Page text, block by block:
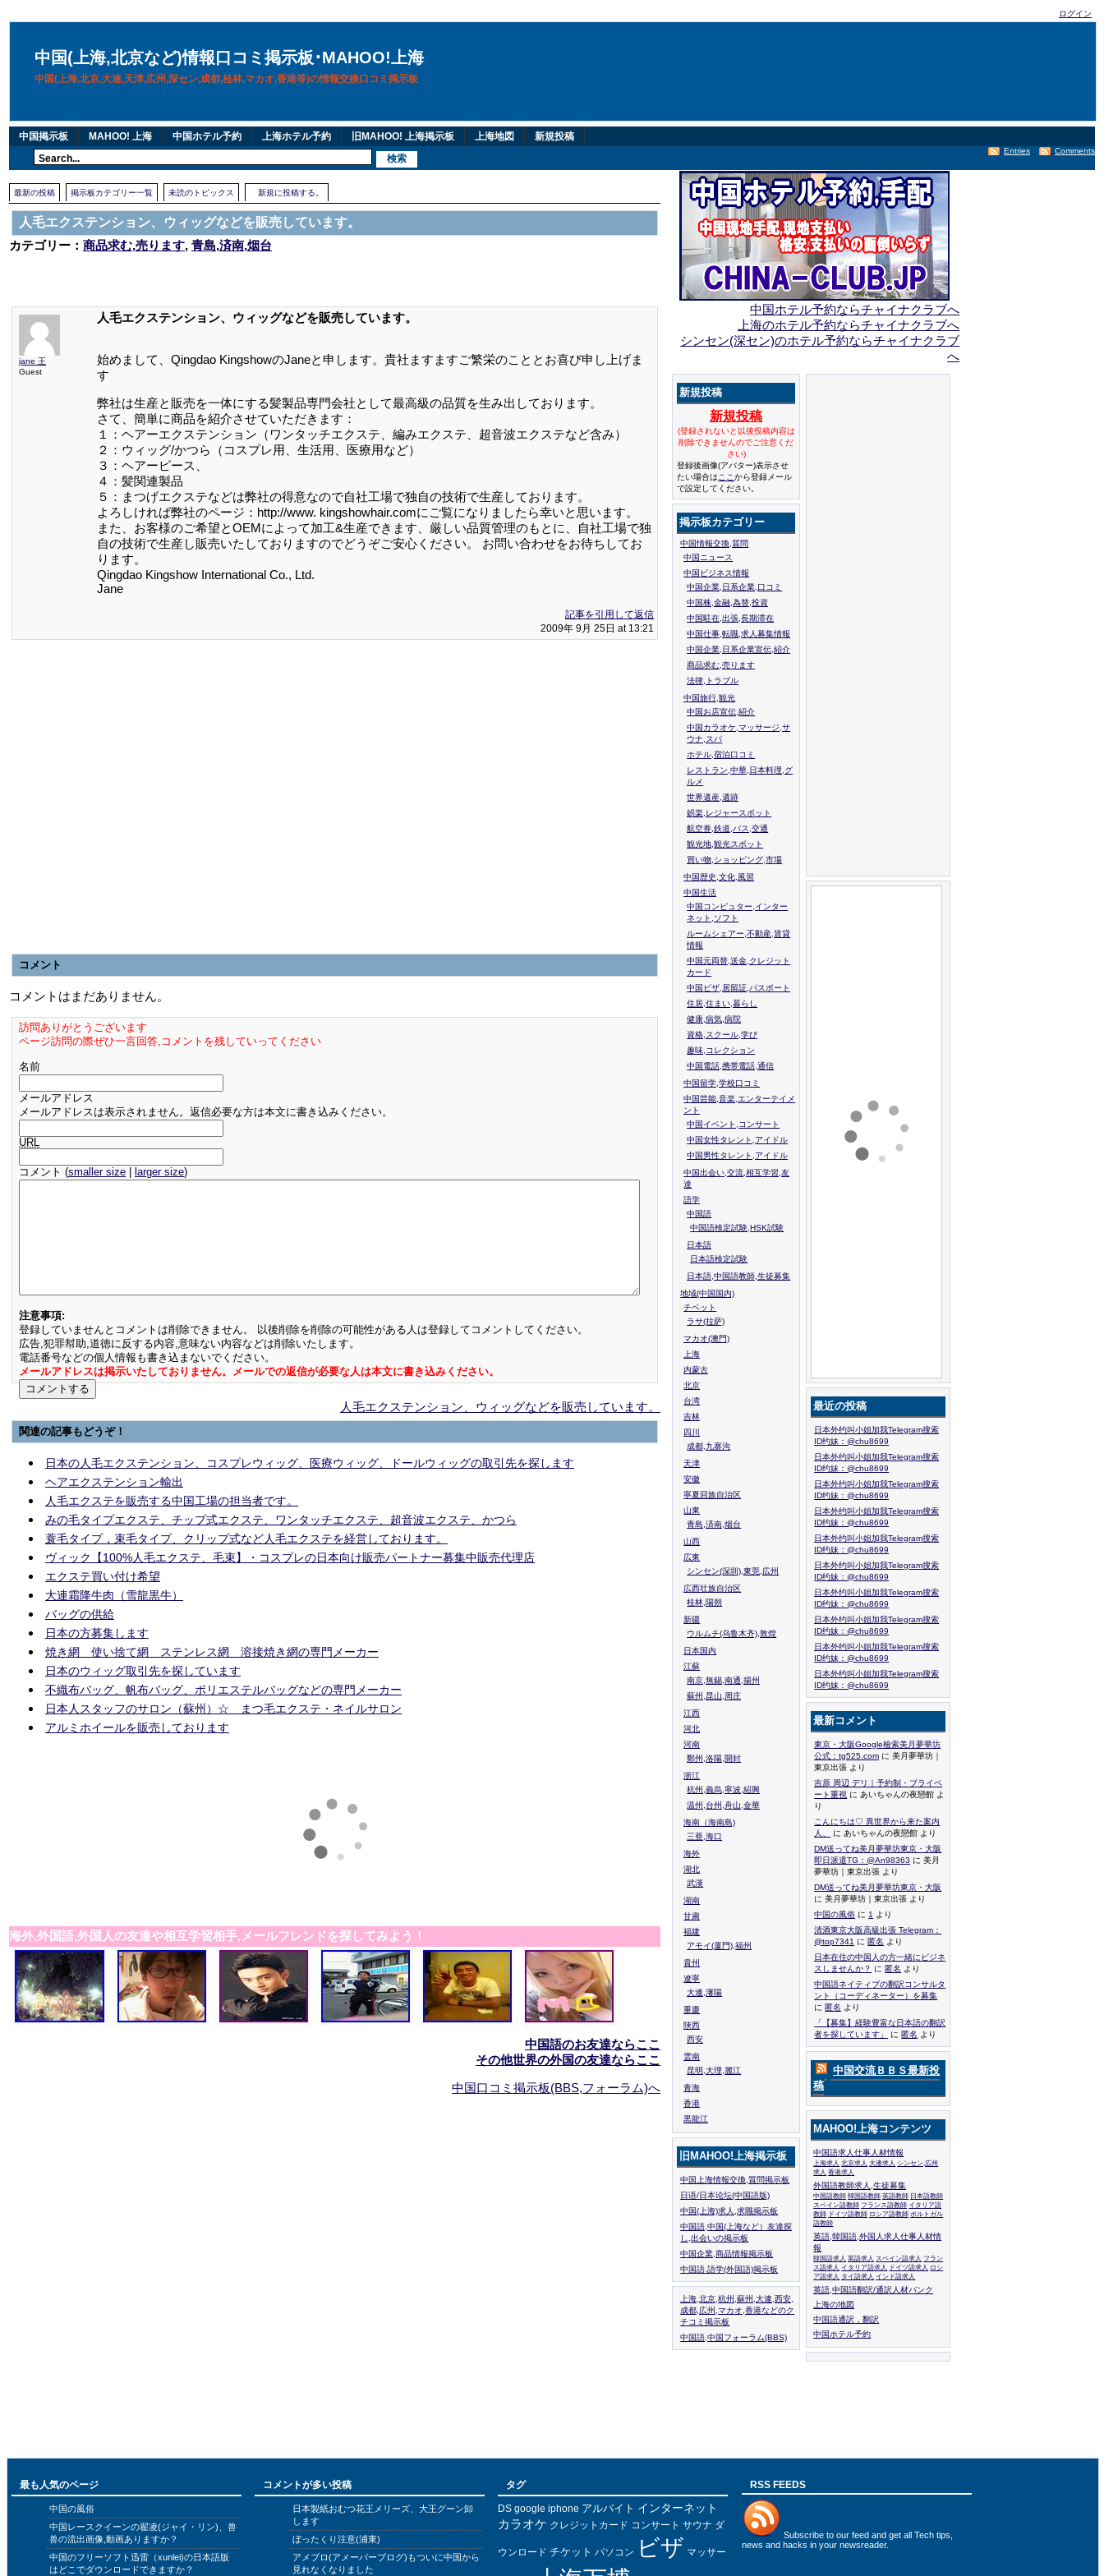
ログイン
中国(上海,北京など)情報口コミ掲示板･MAHOO!上海
中国(上海,北京,大連,天津,広州,深セン,成都,桂林,マカオ,香港等)の情報交換口コミ掲示板
中国掲示板 MAHOO! 上海 中国ホテル予約 上海ホテル予約 旧MAHOO! 上海掲示板 上海地図 新規投稿
Comments
Entries
最新の投稿 掲示板カテゴリー一覧 未読のトピックス 新規に投稿する。
人毛エクステンション、ウィッグなどを販売しています。
カテゴリー： 商品求む,売ります, 青島,済南,烟台
jane 王
Guest
人毛エクステンション、ウィッグなどを販売しています。
始めまして、Qingdao KingshowのJaneと申します。貴社ますますご繁栄のこととお喜び申し上げま
す
弊社は生産と販売を一体にする髪製品専門会社として最高級の品質を生み出しております。
さて、簡単に商品を紹介させていただきます：
１：ヘアーエクステンション（ワンタッチエクステ、編みエクステ、超音波エクステなど含み）
２：ウィッグ/かつら（コスプレ用、生活用、医療用など）
３：ヘアーピース、
４：髪関連製品
５：まつげエクステなどは弊社の得意なので自社工場で独自の技術で生産しております。
よろしければ弊社のページ：http://www. kingshowhair.comにご覧になりましたら幸いと思います。
また、お客様のご希望とOEMによって加工&生産できます、厳しい品質管理のもとに、自社工場で独
自の技術で生産し販売いたしておりますのでどうぞご安心ください。 お問い合わせをお待ちしてお
ります。
Qingdao Kingshow International Co., Ltd.
Jane
記事を引用して返信
2009年 9月 25日 at 13:21
コメント
コメントはまだありません。
訪問ありがとうございます
ページ訪問の際ぜひ一言回答,コメントを残していってください
名前
メールアドレス
メールアドレスは表示されません。返信必要な方は本文に書き込みください。
URL
コメント (smaller size larger size)
注意事項:
登録していませんとコメントは削除できません。 以後削除を削除の可能性がある人は登録してコメントしてください。
広告,犯罪幇助,道徳に反する内容,意味ない内容などは削除いたします。
電話番号などの個人情報も書き込まないでください。
メールアドレスは掲示いたしておりません。メールでの返信が必要な人は本文に書き込みください。
人毛エクステンション、ウィッグなどを販売しています。
関連の記事もどうぞ！
日本の人毛エクステンション、コスプレウィッグ、医療ウィッグ、ドールウィッグの取引先を探します
ヘアエクステンション輸出
人毛エクステを販売する中国工場の担当者です。
みの毛タイプエクステ、チップ式エクステ、ワンタッチエクステ、超音波エクステ、かつら
蓑毛タイプ，束毛タイプ、クリップ式など人毛エクステを経営しております。
ヴィック【100%人毛エクステ、毛束】・コスプレの日本向け販売パートナー募集中販売代理店
エクステ買い付け希望
大連霜降牛肉（雪龍黒牛）
バッグの供給
日本の方募集します
焼き網 使い捨て網 ステンレス網 溶接焼き網の専門メーカー
日本のウィッグ取引先を探しています
不織布バッグ、帆布バッグ、ポリエステルバッグなどの専門メーカー
日本人スタッフのサロン（蘇州）☆ まつ毛エクステ・ネイルサロン
アルミホイールを販売しております
海外,外国語,外国人の友達や相互学習相手,メールフレンドを探してみよう！
中国語のお友達ならここ
その他世界の外国の友達ならここ
中国口コミ掲示板(BBS,フォーラム)へ
中国ホテル予約ならチャイナクラブへ
上海のホテル予約ならチャイナクラブへ
シンセン(深セン)のホテル予約ならチャイナクラブ
へ
新規投稿
新規投稿
(登録されないと以後投稿内容は
削除できませんのでご注意くだ
さい)
登録後画像(アバター)表示させ
たい場合は ここから登録メール
で設定してください。
掲示板カテゴリー
中国情報交換,質問
中国ニュース
中国ビジネス情報
中国企業,日系企業,口コミ
中国株,金融,為替,投資
中国駐在,出張,長期滞在
中国仕事,転職,求人募集情報
中国企業,日系企業宣伝,紹介
商品求む,売ります
法律,トラブル
中国旅行,観光
中国お店宣伝,紹介
中国カラオケ,マッサージ,サ
ウナ,スパ
ホテル,宿泊口コミ
レストラン,中華,日本料理,グ
ルメ
世界遺産,遺跡
娯楽,レジャースポット
航空券,鉄道,バス,交通
観光地,観光スポット
買い物,ショッピング,市場
中国歴史,文化,風習
中国生活
中国コンピュター,インター
ネット,ソフト
ルームシェアー,不動産,賃貸
情報
中国元両替,送金,クレジット
カード
中国ビザ,居留証,パスポート
住居,住まい,暮らし
健康,病気,病院
資格,スクール,学び
趣味,コレクション
中国電話,携帯電話,通信
中国留学,学校口コミ
中国芸能,音楽,エンターテイメ
ント
中国イベント,コンサート
中国女性タレント,アイドル
中国男性タレント,アイドル
中国出会い,交流,相互学習,友
達
語学
中国語
中国語検定試験,HSK試験
日本語
日本語検定試験
日本語,中国語教師,生徒募集
地域(中国国内)
チベット
ラサ(拉萨)
マカオ(澳門)
上海
内蒙古
北京
台湾
吉林
四川
成都,九寨沟
天津
安徽
寧夏回族自治区
山東
青島,済南,烟台
山西
広東
シンセン(深圳),東莞,広州
広西壮族自治区
桂林,陽朔
新疆
ウルムチ(乌鲁木齐),敦煌
日本国内
江蘇
南京,無錫,南通,揚州
蘇州,昆山,周庄
江西
河北
河南
鄭州,洛陽,開封
浙江
杭州,義烏,寧波,紹興
温州,台州,舟山,金華
海南（海南島)
三亜,海口
海外
湖北
武漢
湖南
甘粛
福建
アモイ(厦門),福州
貴州
遼寧
大連,瀋陽
重慶
陜西
西安
雲南
昆明,大理,麗江
青海
香港
黒龍江
旧MAHOO!上海掲示板
中国上海情報交換,質問掲示板
日语/日本论坛(中国語版)
中国(上海)求人,求職掲示板
中国語,中国(上海など）友達探
し,出会いの掲示板
中国企業,商品情報掲示板
中国語.語学(外国語)掲示板
上海,北京,杭州,蘇州,大連,西安,
成都,広州,マカオ,香港などのク
チコミ掲示板
中国語,中国フォーラム(BBS)
最近の投稿
日本外约叫小姐加我Telegram搜索
ID约妹：@chu8699
日本外约叫小姐加我Telegram搜索
ID约妹：@chu8699
日本外约叫小姐加我Telegram搜索
ID约妹：@chu8699
日本外约叫小姐加我Telegram搜索
ID约妹：@chu8699
日本外约叫小姐加我Telegram搜索
ID约妹：@chu8699
日本外约叫小姐加我Telegram搜索
ID约妹：@chu8699
日本外约叫小姐加我Telegram搜索
ID约妹：@chu8699
日本外约叫小姐加我Telegram搜索
ID约妹：@chu8699
日本外约叫小姐加我Telegram搜索
ID约妹：@chu8699
日本外约叫小姐加我Telegram搜索
ID约妹：@chu8699
最新コメント
東京・大阪Google檢索美月夢華坊
公式：tg525.com に 美月夢華坊｜
東京出張 より
吉原 周辺 デリ｜予約制・プライベ
ート重視 に あいちゃんの夜戀館 よ
り
こんにちは♡ 異世界から来た案内
人、
に あいちゃんの夜戀館 より
DM送ってね美月夢華坊東京・大阪
即日派遣TG：@An98363 に 美月
夢華坊｜東京出張 より
DM送ってね美月夢華坊東京・大阪
に 美月夢華坊｜東京出張 より
中国の風俗 に 1
より
清酒東京大阪高級出張 Telegram：
@top7341 に 匿名 より
日本在住の中国人の方一緒にビジネ
スしませんか？ に 匿名 より
中国語ネイティブの翻訳コンサルタ
ント（コーディネーター）を募集
に 匿名 より
「【募集】経験豊富な日本語の翻訳
者を探しています」
に 匿名 より
中国交流ＢＢＳ最新投
稿
MAHOO!上海コンテンツ
中国語求人仕事人材情報
上海求人 北京求人 大連求人 シンセン,広州
求人 香港求人
外国語教師求人,生徒募集
中国語教師 韓国語教師 英語教師 日本語教師
スペイン語教師 フランス語教師 イタリア語
教師 ドイツ語教師 ロシア語教師 ポルトガル
語教師
英語,韓国語,外国人求人仕事人材情
報
韓国語求人 英語求人 スペイン語求人 フラン
ス語求人 イタリア語求人 ドイツ語求人 ロシ
ア語求人 タイ語求人 インド語求人
英語,中国語翻訳/通訳人材バンク
上海の地図
中国語通訳，翻訳
中国ホテル予約
最も人気のページ
中国の風俗
中国レースクイーンの翟凌(ジャイ・リン)、兽
兽の流出画像,動画ありますか？
中国のフリーソフト迅雷（xunlei)の日本語版
はどこでダウンロードできますか？
コメントが多い投稿
日本製紙おむつ花王メリーズ、大王グーン卸
します
ぼったくり注意(浦東)
アメブロ(アメーバーブログ)もついに中国から
見れなくなりました
タグ
DS google iphone アルバイト インターネット
カラオケ クレジットカード コンサート サウナ ダ
ウンロード チケット パソコン ビザ マッサー
RSS FEEDS
Subscribe to our feed and get all Tech tips,
news and hacks in your newsreader.